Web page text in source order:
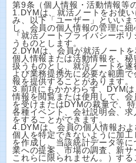
第9条（個人情報・活動情報等
1.DYMは、就活ノートをお使
み、以下「ユーザー」といい
し、会員の個人情報の管理に
『就活ノートプライバシーポ
うものとします。
2.DYMは、会員が就活ノート
個人情報または活動情報を、
扱うものとし、就活ノートを
よび業務提携先に必要な範囲
報を提供することがあります。
3.前項にもかかわらず、DYM
情報を閲覧または使用して、
を受けまたはDYMの裁量で、
各種イベント、会社説明会、
をすることができます。
4.DYMは、会員の個人情報お
個人を特定できないように加
を作成し、当該統計データ等
業への提案、市場の調査、新サ
これらに限られません。）する